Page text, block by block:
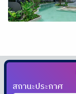
สถานะประกาศ